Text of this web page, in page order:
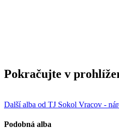
Pokračujte v
Další alba od TJ Sokol Vracov -
Podobná alba